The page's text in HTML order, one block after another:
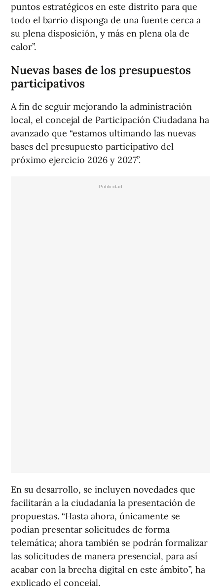
puntos estratégicos en este distrito para que
todo el barrio disponga de una fuente cerca a
su plena disposición, y más en plena ola de
calor”.
Nuevas bases de los presupuestos
participativos
A fin de seguir mejorando la administración
local, el concejal de Participación Ciudadana ha
avanzado que “estamos ultimando las nuevas
bases del presupuesto participativo del
próximo ejercicio 2026 y 2027”.
En su desarrollo, se incluyen novedades que
facilitarán a la ciudadanía la presentación de
propuestas. “Hasta ahora, únicamente se
podían presentar solicitudes de forma
telemática; ahora también se podrán formalizar
las solicitudes de manera presencial, para así
acabar con la brecha digital en este ámbito”, ha
explicado el concejal.